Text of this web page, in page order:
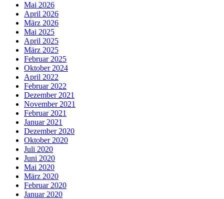
Mai 2026
April 2026
März 2026
Mai 2025
April 2025
März 2025
Februar 2025
Oktober 2024
April 2022
Februar 2022
Dezember 2021
November 2021
Februar 2021
Januar 2021
Dezember 2020
Oktober 2020
Juli 2020
Juni 2020
Mai 2020
März 2020
Februar 2020
Januar 2020